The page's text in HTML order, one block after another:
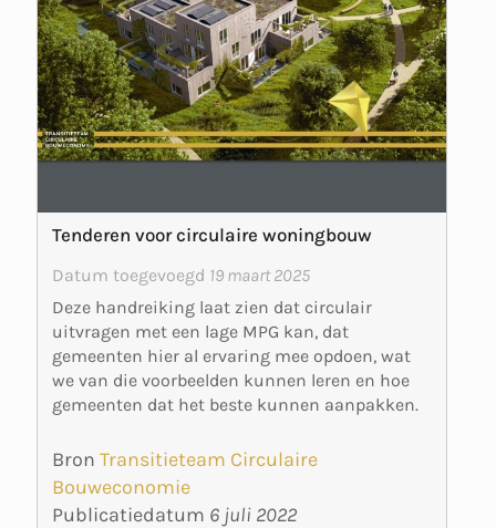
Tenderen voor circulaire woningbouw
Datum toegevoegd 19 maart 2025
Deze handreiking laat zien dat circulair
uitvragen met een lage MPG kan, dat
gemeenten hier al ervaring mee opdoen, wat
we van die voorbeelden kunnen leren en hoe
gemeenten dat het beste kunnen aanpakken.
Bron Transitieteam Circulaire
Bouweconomie
Publicatiedatum 6 juli 2022